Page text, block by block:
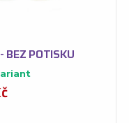
BEZ POTISKU